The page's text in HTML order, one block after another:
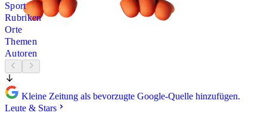
Sport
Rubriken
Orte
Themen
Autoren
Kleine Zeitung als bevorzugte Google-Quelle hinzufügen.
Leute & Stars